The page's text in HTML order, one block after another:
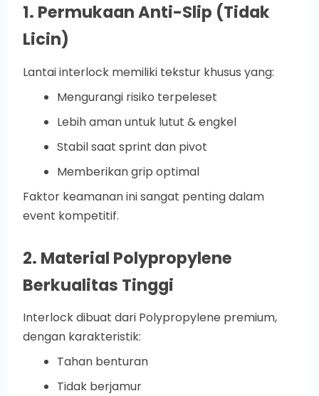
1. Permukaan Anti-Slip (Tidak
Licin)
Lantai interlock memiliki tekstur khusus yang:
Mengurangi risiko terpeleset
Lebih aman untuk lutut & engkel
Stabil saat sprint dan pivot
Memberikan grip optimal
Faktor keamanan ini sangat penting dalam
event kompetitif.
2. Material Polypropylene
Berkualitas Tinggi
Interlock dibuat dari Polypropylene premium,
dengan karakteristik:
Tahan benturan
Tidak berjamur